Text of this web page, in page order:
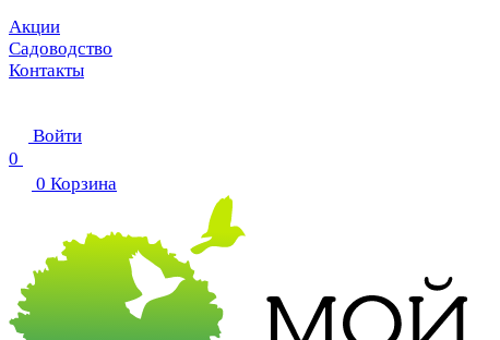
Акции
Садоводство
Контакты
Войти
0
0 Корзина